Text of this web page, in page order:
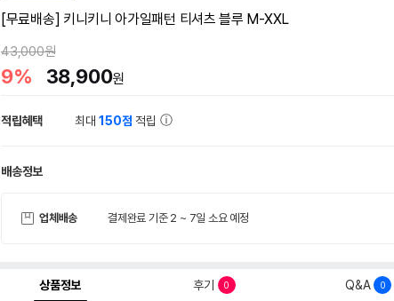
[무료배송] 키니키니 아가일패턴 티셔츠 블루 M-XXL
43,000원
9% 38,900원
적립혜택 최대150점 적립
배송정보
업체배송 결제완료 기준 2 ~ 7일 소요 예정
상품정보 후기 0 Q&A 0